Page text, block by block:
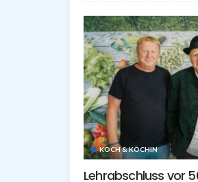
KOCH & KÖCHIN
Lehrabschluss vor